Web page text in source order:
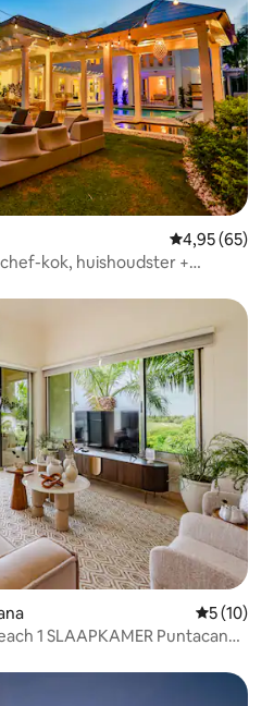
Gemiddelde
4,95 (65)
kok, huishoudster +
5 (10)
1 SLAAPKAMER Puntacana